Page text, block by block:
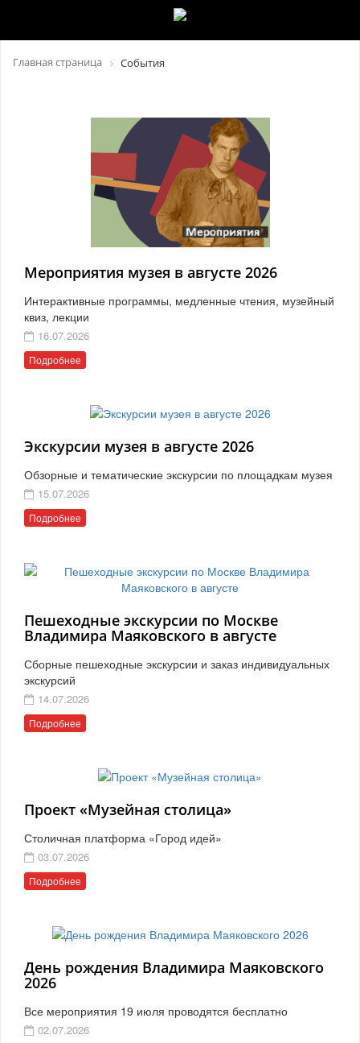
Главная страница События
Мероприятия музея в августе 2026
Интерактивные программы, медленные чтения, музейный
квиз, лекции
16.07.2026
Подробнее
Экскурсии музея в августе 2026
Обзорные и тематические экскурсии по площадкам музея
15.07.2026
Подробнее
Пешеходные экскурсии по Москве
Владимира Маяковского в августе
Сборные пешеходные экскурсии и заказ индивидуальных
экскурсий
14.07.2026
Подробнее
Проект «Музейная столица»
Столичная платформа «Город идей»
03.07.2026
Подробнее
День рождения Владимира Маяковского
2026
Все мероприятия 19 июля проводятся бесплатно
02.07.2026